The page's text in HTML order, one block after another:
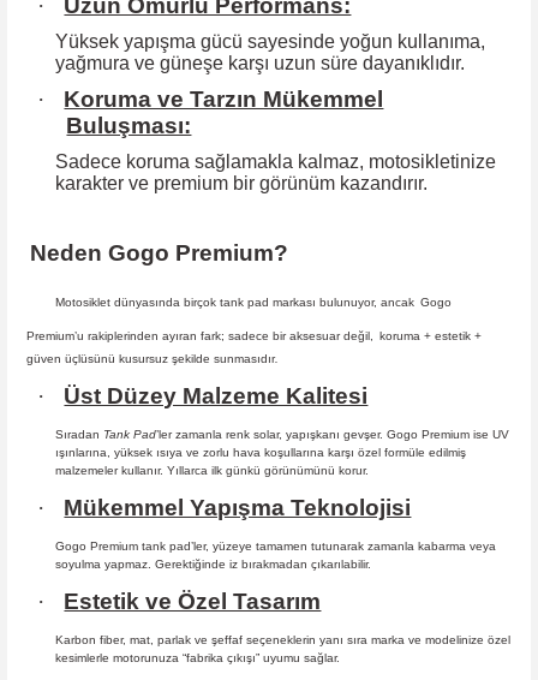
· Uzun Ömürlü Performans:
Yüksek yapışma gücü sayesinde yoğun kullanıma,
yağmura ve güneşe karşı uzun süre dayanıklıdır.
·
Koruma ve Tarzın Mükemmel
Buluşması:
Sadece koruma sağlamakla kalmaz, motosikletinize
karakter ve premium bir görünüm kazandırır.
Neden Gogo Premium?
Motosiklet dünyasında birçok tank pad markası bulunuyor, ancak Gogo
Premium’u rakiplerinden ayıran fark; sadece bir aksesuar değil,
koruma + estetik +
güven üçlüsünü kusursuz şekilde sunmasıdır.
· Üst Düzey Malzeme Kalitesi
Sıradan Tank Pad’ler zamanla renk solar, yapışkanı gevşer. Gogo Premium ise UV
ışınlarına, yüksek ısıya ve zorlu hava koşullarına karşı özel formüle edilmiş
malzemeler kullanır. Yıllarca ilk günkü görünümünü korur.
· Mükemmel Yapışma Teknolojisi
Gogo Premium tank pad’ler, yüzeye tamamen tutunarak zamanla kabarma veya
soyulma yapmaz. Gerektiğinde iz bırakmadan çıkarılabilir.
· Estetik ve Özel Tasarım
Karbon fiber, mat, parlak ve şeffaf seçeneklerin yanı sıra marka ve modelinize özel
kesimlerle motorunuza “fabrika çıkışı” uyumu sağlar.